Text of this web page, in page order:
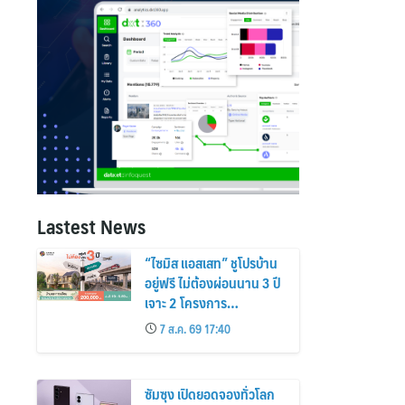
Lastest News
“ไซมิส แอสเสท” ชูโปรบ้าน
อยู่ฟรี ไม่ต้องผ่อนนาน 3 ปี
เจาะ 2 โครงการ
“Siamese Holm–
Siamese Blossom”
พร้อมส่วนลดและสิทธิพิเศษ
ถึง 31 สิงหาคม 2569
7 ส.ค. 69 17:40
ซัมซุง เปิดยอดจองทั่วโลก